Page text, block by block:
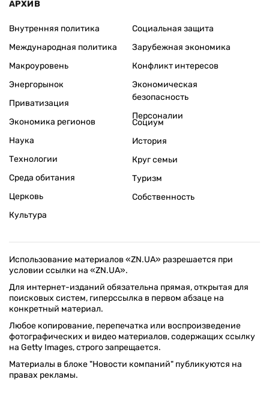
АРХИВ
Внутренняя политика
Международная политика
Макроуровень
Энергорынок
Приватизация
Экономика регионов
Социальная защита
Зарубежная экономика
Конфликт интересов
безопасность
Персоналии
Технологии
Среда обитания
Церковь
Культура
Социум
История
Круг семьи
Туризм
Использование материалов «ZN.UA» разрешается при
условии ссылки на «ZN.UA».
Для интернет-изданий обязательна прямая, открытая для
поисковых систем, гиперссылка в первом абзаце на
конкретный материал.
Любое копирование, перепечатка или воспроизведение
фотографических и видео материалов, содержащих ссылку
на Getty Images, строго запрещается.